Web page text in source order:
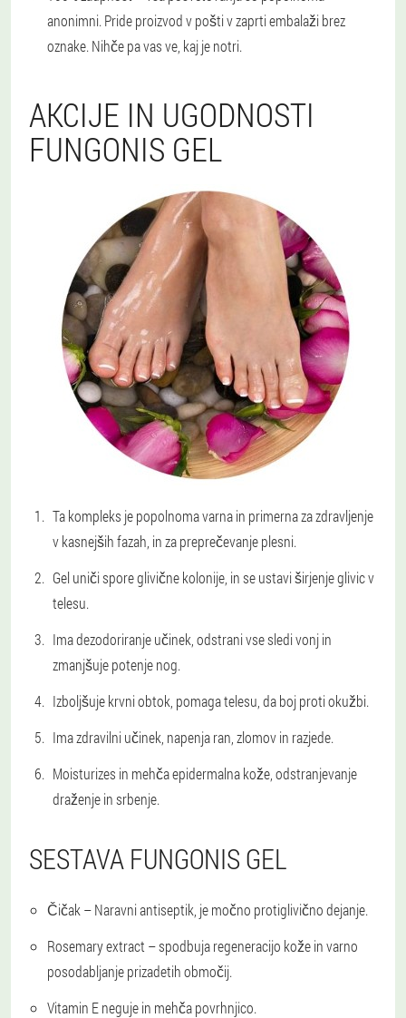
anonimni. Pride proizvod v pošti v zaprti embalaži brez
oznake. Nihče pa vas ve, kaj je notri.
AKCIJE IN UGODNOSTI
FUNGONIS GEL
Ta kompleks je popolnoma varna in primerna za zdravljenje
v kasnejših fazah, in za preprečevanje plesni.
Gel uniči spore glivične kolonije, in se ustavi širjenje glivic v
telesu.
Ima dezodoriranje učinek, odstrani vse sledi vonj in
zmanjšuje potenje nog.
Izboljšuje krvni obtok, pomaga telesu, da boj proti okužbi.
Ima zdravilni učinek, napenja ran, zlomov in razjede.
Moisturizes in mehča epidermalna kože, odstranjevanje
draženje in srbenje.
SESTAVA FUNGONIS GEL
Čičak – Naravni antiseptik, je močno protiglivično dejanje.
Rosemary extract – spodbuja regeneracijo kože in varno
posodabljanje prizadetih območij.
Vitamin Eneguje in mehča povrhnjico.